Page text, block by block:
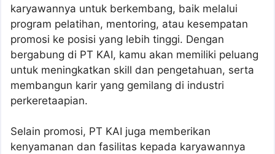
karyawannya untuk berkembang, baik melalui
program pelatihan, mentoring, atau kesempatan
promosi ke posisi yang lebih tinggi. Dengan
bergabung di PT KAI, kamu akan memiliki peluang
untuk meningkatkan skill dan pengetahuan, serta
membangun karir yang gemilang di industri
perkeretaapian.
Selain promosi, PT KAI juga memberikan
kenyamanan dan fasilitas kepada karyawannya